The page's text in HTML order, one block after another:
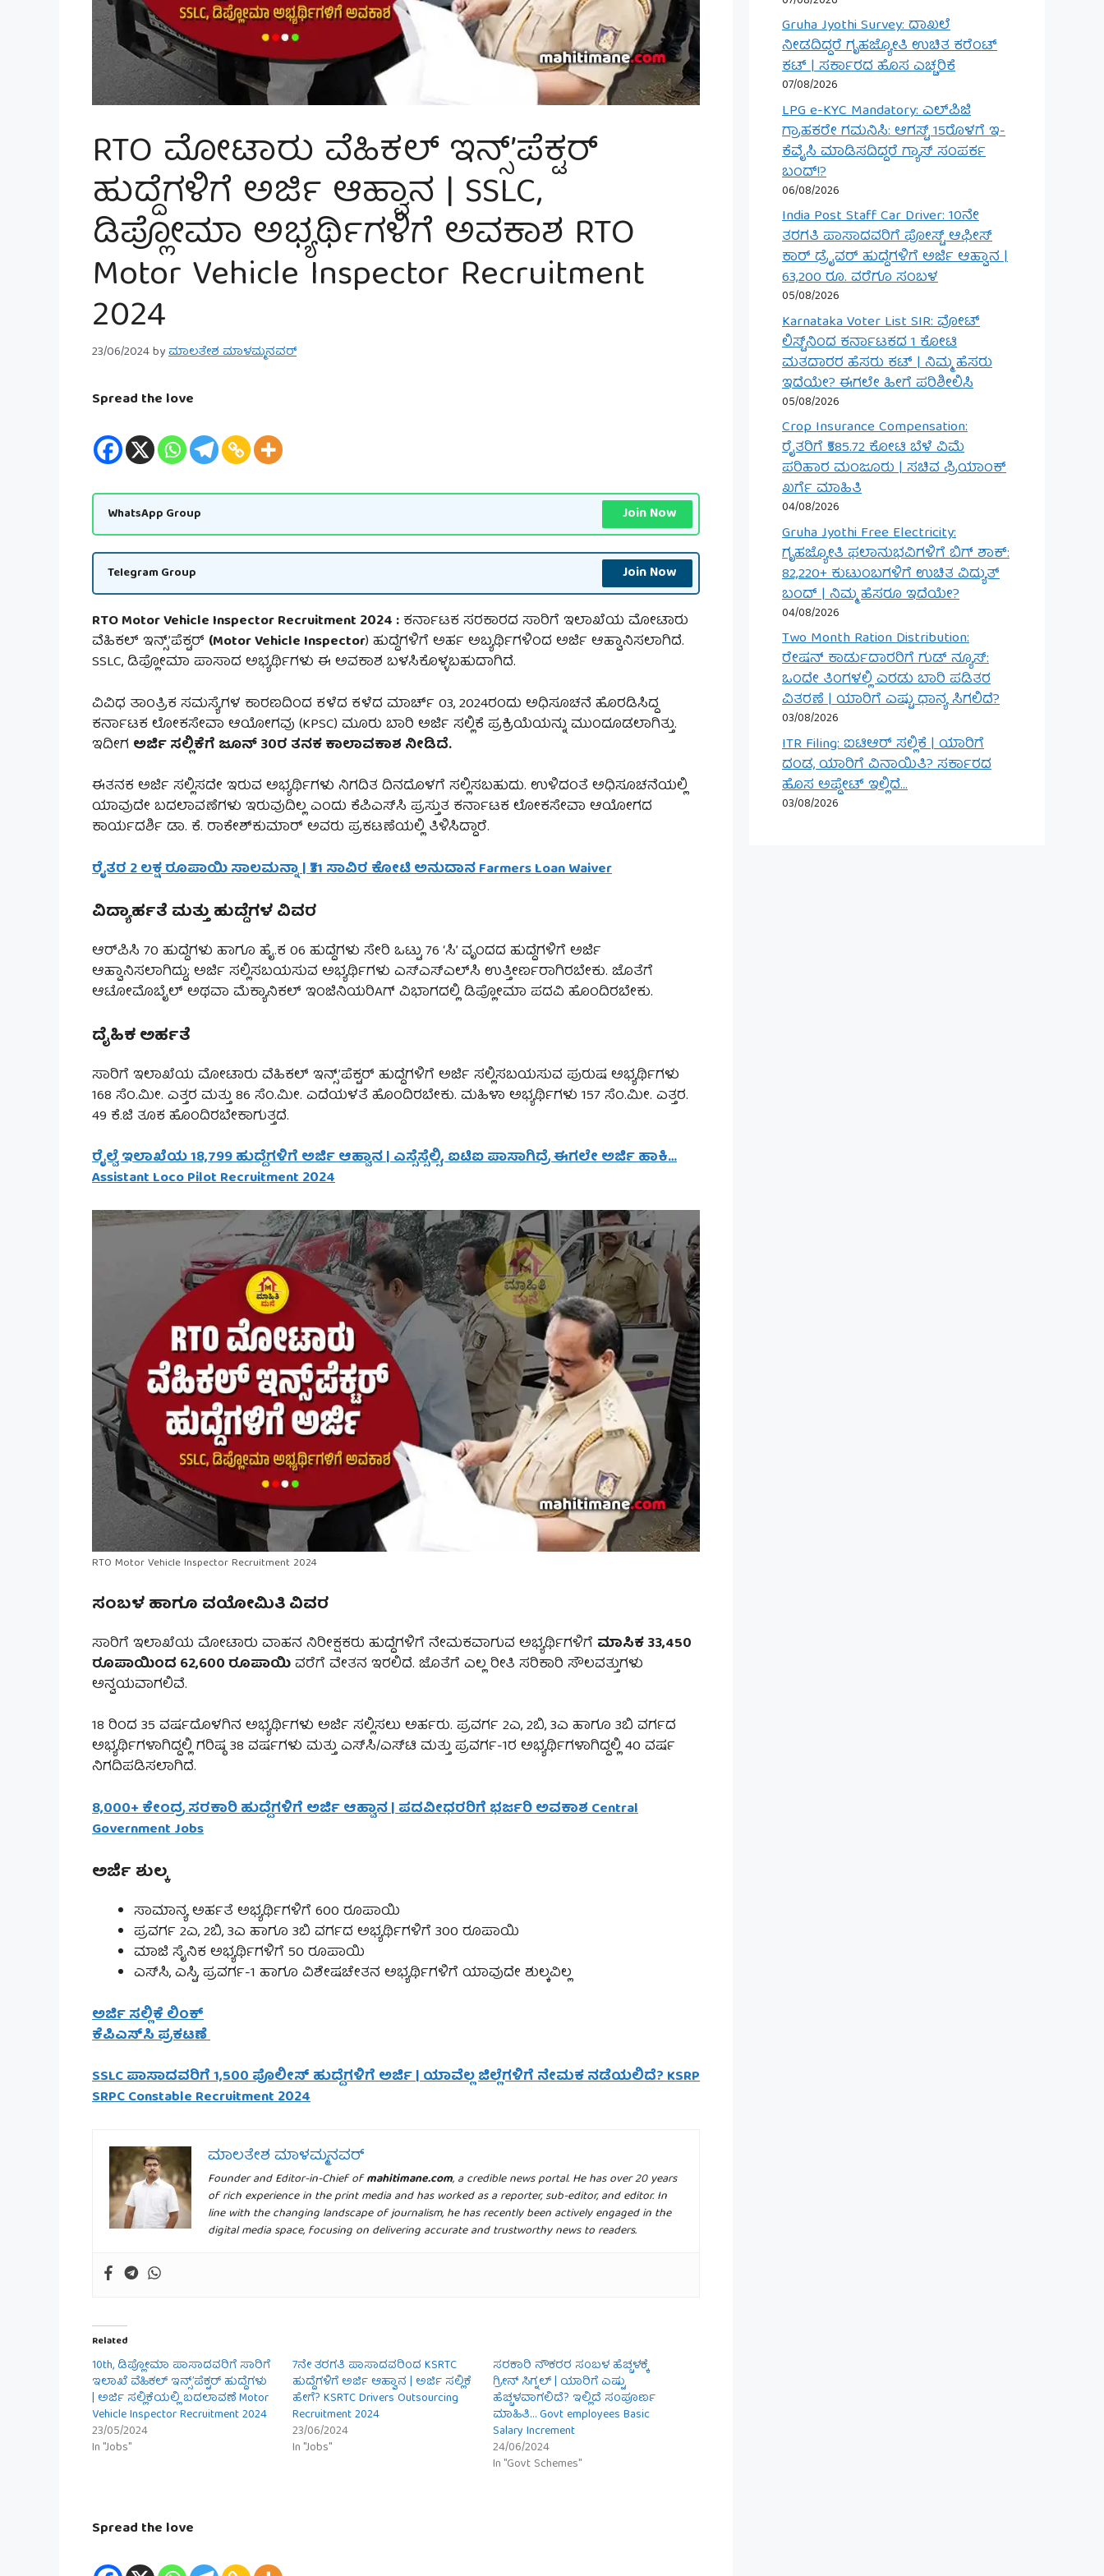
RTO ಮೋಟಾರು ವೆಹಿಕಲ್ ಇನ್ಸ್’ಪೆಕ್ಟರ್
ಹುದ್ದೆಗಳಿಗೆ ಅರ್ಜಿ ಆಹ್ವಾನ | SSLC,
ಡಿಪ್ಲೋಮಾ ಅಭ್ಯರ್ಥಿಗಳಿಗೆ ಅವಕಾಶ RTO
Motor Vehicle Inspector Recruitment
2024
23/06/2024byಮಾಲತೇಶ ಮಾಳಮ್ಮನವರ್
Spread the love
WhatsApp Group Join Now
Telegram Group Join Now
RTO Motor Vehicle Inspector Recruitment 2024 : ಕರ್ನಾಟಕ ಸರಕಾರದ ಸಾರಿಗೆ ಇಲಾಖೆಯ ಮೋಟಾರು
ವೆಹಿಕಲ್ ಇನ್ಸ್’ಪೆಕ್ಟರ್ (Motor Vehicle Inspector) ಹುದ್ದೆಗಳಿಗೆ ಅರ್ಹ ಅಬ್ಯರ್ಥಿಗಳಿಂದ ಅರ್ಜಿ ಆಹ್ವಾನಿಸಲಾಗಿದೆ.
SSLC, ಡಿಪ್ಲೋಮಾ ಪಾಸಾದ ಅಭ್ಯರ್ಥಿಗಳು ಈ ಅವಕಾಶ ಬಳಸಿಕೊಳ್ಳಬಹುದಾಗಿದೆ.
ವಿವಿಧ ತಾಂತ್ರಿಕ ಸಮಸ್ಯೆಗಳ ಕಾರಣದಿಂದ ಕಳೆದ ಕಳೆದ ಮಾರ್ಚ್ 03, 2024ರಂದು ಅಧಿಸೂಚನೆ ಹೊರಡಿಸಿದ್ದ
ಕರ್ನಾಟಕ ಲೋಕಸೇವಾ ಆಯೋಗವು (KPSC) ಮೂರು ಬಾರಿ ಅರ್ಜಿ ಸಲ್ಲಿಕೆ ಪ್ರಕ್ರಿಯೆಯನ್ನು ಮುಂದೂಡಲಾಗಿತ್ತು.
ಇದೀಗ ಅರ್ಜಿ ಸಲ್ಲಿಕೆಗೆ ಜೂನ್ 30ರ ತನಕ ಕಾಲಾವಕಾಶ ನೀಡಿದೆ.
ಈತನಕ ಅರ್ಜಿ ಸಲ್ಲಿಸದೇ ಇರುವ ಅಭ್ಯರ್ಥಿಗಳು ನಿಗದಿತ ದಿನದೊಳಗೆ ಸಲ್ಲಿಸಬಹುದು. ಉಳಿದಂತೆ ಅಧಿಸೂಚನೆಯಲ್ಲಿ
ಯಾವುದೇ ಬದಲಾವಣೆಗಳು ಇರುವುದಿಲ್ಲ ಎಂದು ಕೆಪಿಎಸ್‌ಸಿ ಪ್ರಸ್ತುತ ಕರ್ನಾಟಕ ಲೋಕಸೇವಾ ಆಯೋಗದ
ಕಾರ್ಯದರ್ಶಿ ಡಾ. ಕೆ. ರಾಕೇಶ್‌ಕುಮಾರ್ ಅವರು ಪ್ರಕಟಣೆಯಲ್ಲಿ ತಿಳಿಸಿದ್ದಾರೆ.
ರೈತರ 2 ಲಕ್ಷ ರೂಪಾಯಿ ಸಾಲಮನ್ನಾ | ₹31 ಸಾವಿರ ಕೋಟಿ ಅನುದಾನ Farmers Loan Waiver
ವಿದ್ಯಾರ್ಹತೆ ಮತ್ತು ಹುದ್ದೆಗಳ ವಿವರ
ಆರ್‌ಪಿಸಿ 70 ಹುದ್ದೆಗಳು ಹಾಗೂ ಹೈ.ಕ 06 ಹುದ್ದೆಗಳು ಸೇರಿ ಒಟ್ಟು 76 ‘ಸಿ’ ವೃಂದದ ಹುದ್ದೆಗಳಿಗೆ ಅರ್ಜಿ
ಆಹ್ವಾನಿಸಲಾಗಿದ್ದು; ಅರ್ಜಿ ಸಲ್ಲಿಸಬಯಸುವ ಅಭ್ಯರ್ಥಿಗಳು ಎಸ್‌ಎಸ್‌ಎಲ್‌ಸಿ ಉತ್ತೀರ್ಣರಾಗಿರಬೇಕು. ಜೊತೆಗೆ
ಆಟೋಮೊಬೈಲ್ ಅಥವಾ ಮೆಕ್ಯಾನಿಕಲ್ ಇಂಜಿನಿಯರಿAಗ್ ವಿಭಾಗದಲ್ಲಿ ಡಿಪ್ಲೋಮಾ ಪದವಿ ಹೊಂದಿರಬೇಕು.
ದೈಹಿಕ ಅರ್ಹತೆ
ಸಾರಿಗೆ ಇಲಾಖೆಯ ಮೋಟಾರು ವೆಹಿಕಲ್ ಇನ್ಸ್’ಪೆಕ್ಟರ್ ಹುದ್ದೆಗಳಿಗೆ ಅರ್ಜಿ ಸಲ್ಲಿಸಬಯಸುವ ಪುರುಷ ಅಭ್ಯರ್ಥಿಗಳು
168 ಸೆಂ.ಮೀ. ಎತ್ತರ ಮತ್ತು 86 ಸೆಂ.ಮೀ. ಎದೆಯಳತೆ ಹೊಂದಿರಬೇಕು. ಮಹಿಳಾ ಅಭ್ಯರ್ಥಿಗಳು 157 ಸೆಂ.ಮೀ. ಎತ್ತರ.
49 ಕೆ.ಜಿ ತೂಕ ಹೊಂದಿರಬೇಕಾಗುತ್ತದೆ.
ರೈಲ್ವೆ ಇಲಾಖೆಯ 18,799 ಹುದ್ದೆಗಳಿಗೆ ಅರ್ಜಿ ಆಹ್ವಾನ | ಎಸ್ಸೆಸ್ಸೆಲ್ಸಿ, ಐಟಿಐ ಪಾಸಾಗಿದ್ರೆ ಈಗಲೇ ಅರ್ಜಿ ಹಾಕಿ…
Assistant Loco Pilot Recruitment 2024
RTO Motor Vehicle Inspector Recruitment 2024
ಸ೦ಬಳ ಹಾಗೂ ವಯೋಮಿತಿ ವಿವರ
ಸಾರಿಗೆ ಇಲಾಖೆಯ ಮೋಟಾರು ವಾಹನ ನಿರೀಕ್ಷಕರು ಹುದ್ದೆಗಳಿಗೆ ನೇಮಕವಾಗುವ ಅಭ್ಯರ್ಥಿಗಳಿಗೆ ಮಾಸಿಕ 33,450
ರೂಪಾಯಿಂದ 62,600 ರೂಪಾಯಿವರೆಗೆ ವೇತನ ಇರಲಿದೆ. ಜೊತೆಗೆ ಎಲ್ಲ ರೀತಿ ಸರಿಕಾರಿ ಸೌಲವತ್ತುಗಳು
ಅನ್ವಯವಾಗಲಿವೆ.
18 ರಿಂದ 35 ವರ್ಷದೊಳಗಿನ ಅಭ್ಯರ್ಥಿಗಳು ಅರ್ಜಿ ಸಲ್ಲಿಸಲು ಅರ್ಹರು. ಪ್ರವರ್ಗ 2ಎ, 2ಬಿ, 3ಎ ಹಾಗೂ 3ಬಿ ವರ್ಗದ
ಅಭ್ಯರ್ಥಿಗಳಾಗಿದ್ದಲ್ಲಿ ಗರಿಷ್ಠ 38 ವರ್ಷಗಳು ಮತ್ತು ಎಸ್‌ಸಿ/ಎಸ್‌ಟಿ ಮತ್ತು ಪ್ರವರ್ಗ-1ರ ಅಭ್ಯರ್ಥಿಗಳಾಗಿದ್ದಲ್ಲಿ 40 ವರ್ಷ
ನಿಗದಿಪಡಿಸಲಾಗಿದೆ.
8,000+ ಕೇಂದ್ರ ಸರಕಾರಿ ಹುದ್ದೆಗಳಿಗೆ ಅರ್ಜಿ ಆಹ್ವಾನ | ಪದವೀಧರರಿಗೆ ಭರ್ಜರಿ ಅವಕಾಶ Central
Government Jobs
ಅರ್ಜಿ ಶುಲ್ಕ
ಸಾಮಾನ್ಯ ಅರ್ಹತೆ ಅಭ್ಯರ್ಥಿಗಳಿಗೆ 600 ರೂಪಾಯಿ
ಪ್ರವರ್ಗ 2ಎ, 2ಬಿ, 3ಎ ಹಾಗೂ 3ಬಿ ವರ್ಗದ ಅಭ್ಯರ್ಥಿಗಳಿಗೆ 300 ರೂಪಾಯಿ
ಮಾಜಿ ಸೈನಿಕ ಅಭ್ಯರ್ಥಿಗಳಿಗೆ 50 ರೂಪಾಯಿ
ಎಸ್‌ಸಿ, ಎಸ್ಟಿ, ಪ್ರವರ್ಗ-1 ಹಾಗೂ ವಿಶೇಷಚೇತನ ಅಭ್ಯರ್ಥಿಗಳಿಗೆ ಯಾವುದೇ ಶುಲ್ಕವಿಲ್ಲ
ಅರ್ಜಿ ಸಲ್ಲಿಕೆ ಲಿಂಕ್
ಕೆಪಿಎಸ್‌ಸಿ ಪ್ರಕಟಣೆ
SSLC ಪಾಸಾದವರಿಗೆ 1,500 ಪೊಲೀಸ್ ಹುದ್ದೆಗಳಿಗೆ ಅರ್ಜಿ | ಯಾವೆಲ್ಲ ಜಿಲ್ಲೆಗಳಿಗೆ ನೇಮಕ ನಡೆಯಲಿದೆ? KSRP
SRPC Constable Recruitment 2024
ಮಾಲತೇಶ ಮಾಳಮ್ಮನವರ್
Founder and Editor-in-Chief ofmahitimane.com, a credible news portal. He has over 20 years
of rich experience in the print media and has worked as a reporter, sub-editor, and editor. In
line with the changing landscape of journalism, he has recently been actively engaged in the
digital media space, focusing on delivering accurate and trustworthy news to readers.
Related
10th, ಡಿಪ್ಲೋಮಾ ಪಾಸಾದವರಿಗೆ ಸಾರಿಗೆ
ಇಲಾಖೆ ವೆಹಿಕಲ್ ಇನ್ಸ್’ಪೆಕ್ಟರ್ ಹುದ್ದೆಗಳು
| ಅರ್ಜಿ ಸಲ್ಲಿಕೆಯಲ್ಲಿ ಬದಲಾವಣೆ Motor
Vehicle Inspector Recruitment 2024
23/05/2024
In "Jobs"
7ನೇ ತರಗತಿ ಪಾಸಾದವರಿಂದ KSRTC
ಹುದ್ದೆಗಳಿಗೆ ಅರ್ಜಿ ಆಹ್ವಾನ | ಅರ್ಜಿ ಸಲ್ಲಿಕೆ
ಹೇಗೆ? KSRTC Drivers Outsourcing
Recruitment 2024
23/06/2024
In "Jobs"
ಸರಕಾರಿ ನೌಕರರ ಸಂಬಳ ಹೆಚ್ಚಳಕ್ಕೆ
ಗ್ರೀನ್ ಸಿಗ್ನಲ್ | ಯಾರಿಗೆ ಎಷ್ಟು
ಹೆಚ್ಚಳವಾಗಲಿದೆ? ಇಲ್ಲಿದೆ ಸಂಪೂರ್ಣ
ಮಾಹಿತಿ… Govt employees Basic
Salary Increment
24/06/2024
In "Govt Schemes"
Spread the love
Gruha Jyothi Survey: ದಾಖಲೆ
ನೀಡದಿದ್ದರೆ ಗೃಹಜ್ಯೋತಿ ಉಚಿತ ಕರೆಂಟ್
ಕಟ್ | ಸರ್ಕಾರದ ಹೊಸ ಎಚ್ಚರಿಕೆ
07/08/2026
LPG e-KYC Mandatory: ಎಲ್‌ಪಿಜಿ
ಗ್ರಾಹಕರೇ ಗಮನಿಸಿ: ಆಗಸ್ಟ್ 15ರೊಳಗೆ ಇ-
ಕೆವೈಸಿ ಮಾಡಿಸದಿದ್ದರೆ ಗ್ಯಾಸ್ ಸಂಪರ್ಕ
ಬಂದ್!?
06/08/2026
India Post Staff Car Driver: 10ನೇ
ತರಗತಿ ಪಾಸಾದವರಿಗೆ ಪೋಸ್ಟ್ ಆಫೀಸ್
ಕಾರ್ ಡ್ರೈವರ್ ಹುದ್ದೆಗಳಿಗೆ ಅರ್ಜಿ ಆಹ್ವಾನ |
63,200 ರೂ. ವರೆಗೂ ಸಂಬಳ
05/08/2026
Karnataka Voter List SIR: ವೋಟ್
ಲಿಸ್ಟ್‌ನಿಂದ ಕರ್ನಾಟಕದ 1 ಕೋಟಿ
ಮತದಾರರ ಹೆಸರು ಕಟ್ | ನಿಮ್ಮ ಹೆಸರು
ಇದೆಯೇ? ಈಗಲೇ ಹೀಗೆ ಪರಿಶೀಲಿಸಿ
05/08/2026
Crop Insurance Compensation:
ರೈತರಿಗೆ ₹585.72 ಕೋಟಿ ಬೆಳೆ ವಿಮೆ
ಪರಿಹಾರ ಮಂಜೂರು | ಸಚಿವ ಪ್ರಿಯಾಂಕ್
ಖರ್ಗೆ ಮಾಹಿತಿ
04/08/2026
Gruha Jyothi Free Electricity:
ಗೃಹಜ್ಯೋತಿ ಫಲಾನುಭವಿಗಳಿಗೆ ಬಿಗ್ ಶಾಕ್:
82,220+ ಕುಟುಂಬಗಳಿಗೆ ಉಚಿತ ವಿದ್ಯುತ್
ಬಂದ್ | ನಿಮ್ಮ ಹೆಸರೂ ಇದೆಯೇ?
04/08/2026
Two Month Ration Distribution:
ರೇಷನ್ ಕಾರ್ಡುದಾರರಿಗೆ ಗುಡ್ ನ್ಯೂಸ್:
ಒಂದೇ ತಿಂಗಳಲ್ಲಿ ಎರಡು ಬಾರಿ ಪಡಿತರ
ವಿತರಣೆ | ಯಾರಿಗೆ ಎಷ್ಟು ಧಾನ್ಯ ಸಿಗಲಿದೆ?
03/08/2026
ITR Filing: ಐಟಿಆರ್ ಸಲ್ಲಿಕೆ | ಯಾರಿಗೆ
ದಂಡ, ಯಾರಿಗೆ ವಿನಾಯಿತಿ? ಸರ್ಕಾರದ
ಹೊಸ ಅಪ್ಡೇಟ್ ಇಲ್ಲಿದೆ…
03/08/2026